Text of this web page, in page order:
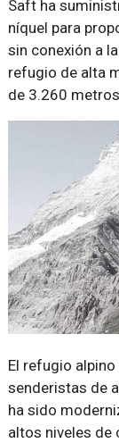
Saft ha
níquel para
sin conexión a
refugio de alta
de 3.260
El refugio
senderistas de
ha sido
altos niveles de